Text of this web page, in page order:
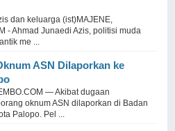
dan keluarga (ist)MAJENE,
- Ahmad Junaedi Azis, politisi muda
me ...
ASN Dilaporkan ke
— Akibat dugaan
oknum ASN dilaporkan di Badan
Palopo. Pel ...